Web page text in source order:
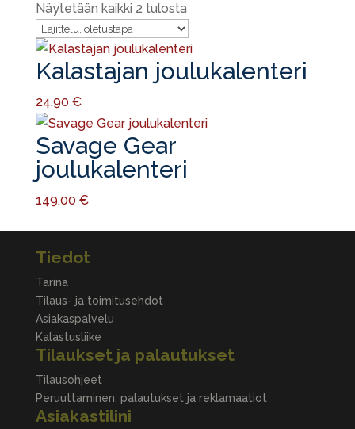
Näytetään kaikki 2 tulosta
Kalastajan joulukalenteri
24,90 €
Savage Gear
joulukalenteri
149,00 €
Tiedot
Tarina
Tilaus- ja toimitusehdot
Asiakaspalvelu
Kalastusliike
Tilaukset ja palautukset
Tilausohjeet
Peruuttaminen, palautukset ja reklamaatiot
Asiakastilini